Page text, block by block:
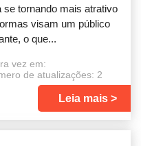
tornando mais atrativo
visam um público
o que...
vez em:
de atualizações: 2
Leia mais